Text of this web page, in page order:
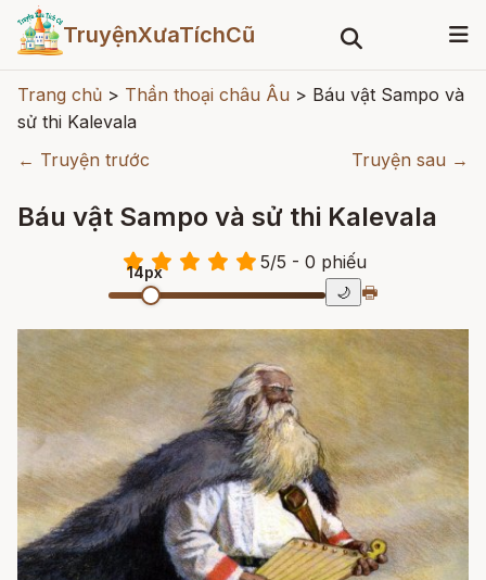
TruyệnXưaTíchCũ
Trang chủ > Thần thoại châu Âu > Báu vật Sampo và
sử thi Kalevala
← Truyện trước
Truyện sau →
Báu vật Sampo và sử thi Kalevala
5/5 - 0 phiếu
14px
🌙 🖶